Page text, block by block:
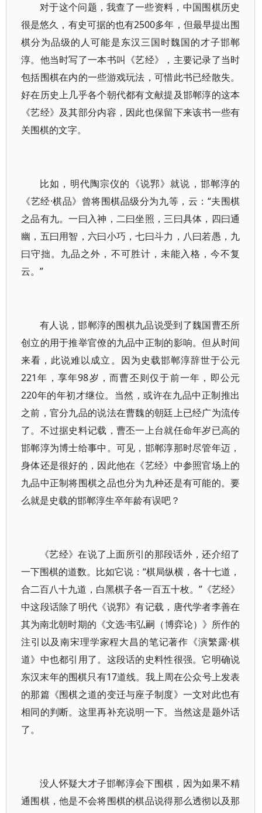
对于这个问题，我查了一些资料，中国围棋历史
很是悠久，有史可据的也有2500多年，但最早提出围
棋分为品级的人可能是东汉三国时魏国的才子邯郸
淳。他当时写了一本书叫《艺经》，主要记录了当时
包括围棋在内的一些游戏玩法，可惜此书已经散失。
好在历史上几乎各个朝代都有文献提及邯郸淳的这本
《艺经》及其部分内容，因此也保留下来该书一些有
关围棋的文字。
比如，明代陶宗仪的《说郛》就说，邯郸淳的
《艺经·棋品》曾将围棋品级分为九等，云：“夫围棋
之品有九。一曰入神，二曰坐照，三曰具体，四曰通
幽，五曰用智，六曰小巧，七曰斗力，八曰若愚，九
曰守拙。九品之外，不可胜计，未能入格，今不复
云。”
有人说，邯郸淳的围棋九品说受到了魏国曹丕所
创立的用于推举官僚的九品中正制的影响。但从时间
来看，此说难以成立。因为史载邯郸淳辞世于公元
221年，享年98岁，而曹丕则仅于前一年，即公元
220年的年初才继位。当然，或许在九品中正制推出
之前，官分九品的说法在曹魏的朝廷上已经广为流传
了。不过据史料记载，曹丕一上台就任命年岁已高的
邯郸淳为博士给事中。可见，邯郸淳那时尽管年迈，
身体还是很好的，因此他在《艺经》中参照官场上的
九品中正制将围棋之品也分为九种还是有可能的。要
么就是史载的邯郸淳生卒年龄有误吧？
《艺经》在说了上面所引的那段话外，还介绍了
一下围棋的道数。比如它说：“棋局纵横，各十七道，
合二百八十九道，白黑棋子各一百五十枚。”《艺经》
中这段话除了明代《说郛》有记载，唐代学者李善在
其为南北朝时期的《文选·韦弘嗣（博弈论）》所作的
注引以及南宋理学家程大昌的笔记著作《演繁露·棋
道》中也都引用了。这段话的史料性很强。它明确说
东汉末年的围棋只有17道线。我上周在公众号上发表
的那篇《围棋之道的变迁与座子制度》一文对此也有
相同的判断。这里再补充说明一下。当然这是题外话
了。
没人怀疑大才子邯郸淳会下围棋，因为如果不精
通围棋，他是不会将围棋的棋品说得那么透彻以及那